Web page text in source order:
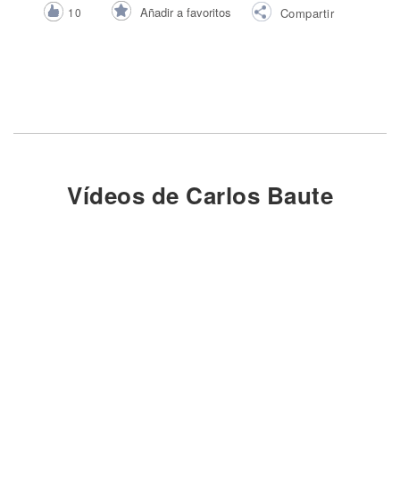
10 Añadir a favoritos Compartir
Vídeos de Carlos Baute